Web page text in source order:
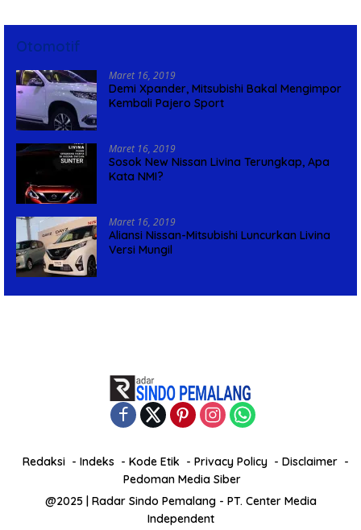
Otomotif
Maret 16, 2019
Demi Xpander, Mitsubishi Bakal Mengimpor
Kembali Pajero Sport
Maret 16, 2019
Sosok New Nissan Livina Terungkap, Apa
Kata NMI?
Maret 16, 2019
Aliansi Nissan-Mitsubishi Luncurkan Livina
Versi Mungil
Redaksi Indeks Kode Etik Privacy Policy
Disclaimer
Pedoman Media Siber
@2025 | Radar Sindo Pemalang - PT. Center Media
Independent